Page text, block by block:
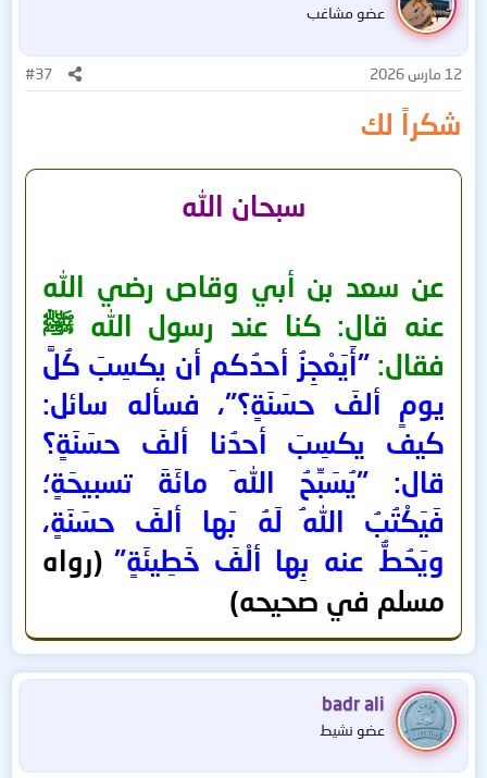
عضو مشاغب
12 مارس 2026 #37
شكراً لك
سبحان الله
عن سعد بن أبي وقاص رضي الله
عنه قال: كنا عند رسول الله ﷺ
فقال:"أَيَعْجِزُ أحدُكم أن يكسِبَ كُلَّ
يومٍ ألفَ حسَنَةٍ؟"، فسأله سائل:
كيف يكسِبَ أحدُنا ألفَ حسَنَةٍ؟
قال: "يُسَبِّحُ اللهَ مائَةَ تسبيحَةٍ؛
فَيَكْتُبُ اللهُ لَهُ بَها ألفَ حسَنَةٍ،
ويَحُطُّ عنه بِها ألْفَ خَطِيئَةٍ" (رواه
مسلم في صحيحه)
badr ali
عضو نشيط